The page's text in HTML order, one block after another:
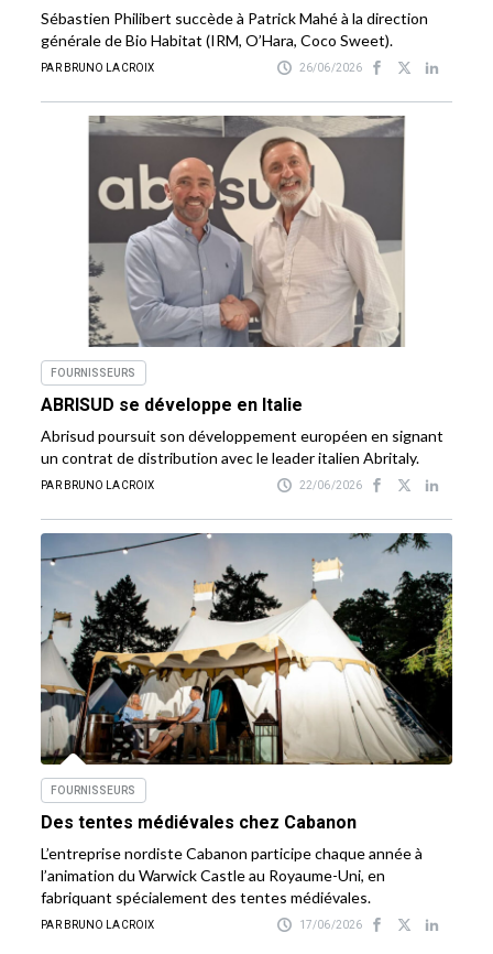
Sébastien Philibert succède à Patrick Mahé à la direction
générale de Bio Habitat (IRM, O’Hara, Coco Sweet).
PAR BRUNO LACROIX 26/06/2026
FOURNISSEURS
ABRISUD se développe en Italie
Abrisud poursuit son développement européen en signant
un contrat de distribution avec le leader italien Abritaly.
PAR BRUNO LACROIX 22/06/2026
FOURNISSEURS
Des tentes médiévales chez Cabanon
L’entreprise nordiste Cabanon participe chaque année à
l’animation du Warwick Castle au Royaume-Uni, en
fabriquant spécialement des tentes médiévales.
PAR BRUNO LACROIX 17/06/2026